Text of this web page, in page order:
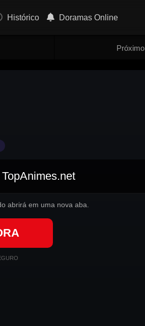
Histórico Doramas Online
Próximo
abrirá em uma nova aba.